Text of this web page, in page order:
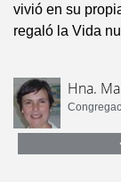
vivió en su
regaló la Vida
Hna.